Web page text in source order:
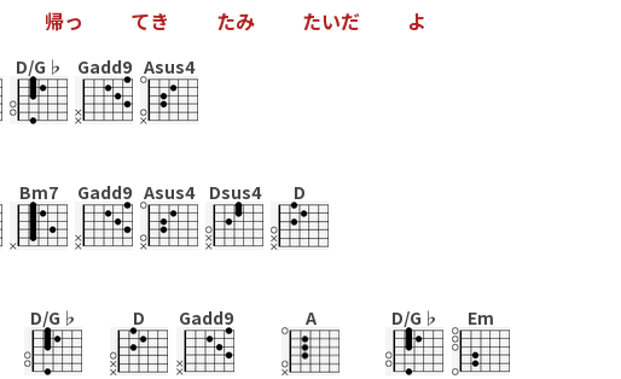
帰っ てき たみ たいだ よ
D/G♭ Gadd9 Asus4
Bm7 Gadd9 Asus4 Dsus4 D
D/G♭ D Gadd9 A D/G♭ Em